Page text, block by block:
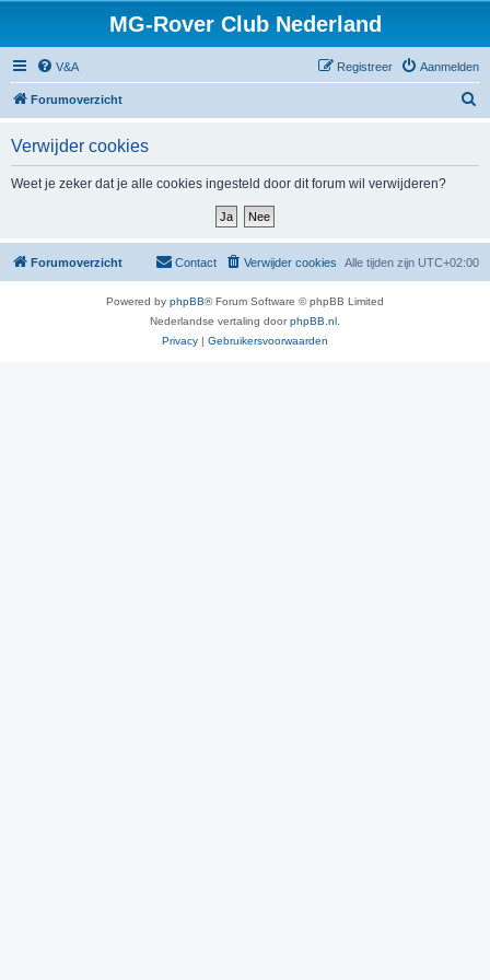
MG-Rover Club Nederland
V&A Aanmelden
Registreer
Forumoverzicht
Verwijder cookies
Weet je zeker dat je alle cookies ingesteld door dit forum wil verwijderen?
Forumoverzicht Alle tijden zijn UTC+02:00
Verwijder cookies
Contact
Powered by phpBB® Forum Software © phpBB Limited
Nederlandse vertaling doorphpBB.nl
Privacy | Gebruikersvoorwaarden